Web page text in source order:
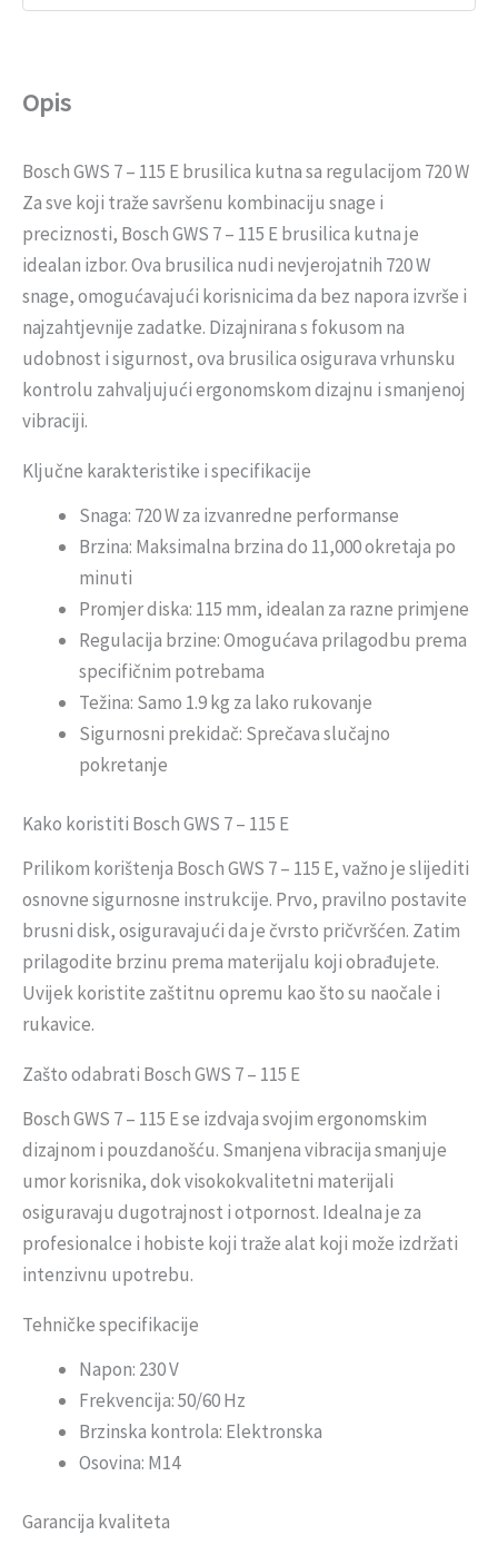
Opis
Bosch GWS 7 – 115 E brusilica kutna sa regulacijom 720 W
Za sve koji traže savršenu kombinaciju snage i
preciznosti, Bosch GWS 7 – 115 E brusilica kutna je
idealan izbor. Ova brusilica nudi nevjerojatnih 720 W
snage, omogućavajući korisnicima da bez napora izvrše i
najzahtjevnije zadatke. Dizajnirana s fokusom na
udobnost i sigurnost, ova brusilica osigurava vrhunsku
kontrolu zahvaljujući ergonomskom dizajnu i smanjenoj
vibraciji.
Ključne karakteristike i specifikacije
Snaga: 720 W za izvanredne performanse
Brzina: Maksimalna brzina do 11,000 okretaja po
minuti
Promjer diska: 115 mm, idealan za razne primjene
Regulacija brzine: Omogućava prilagodbu prema
specifičnim potrebama
Težina: Samo 1.9 kg za lako rukovanje
Sigurnosni prekidač: Sprečava slučajno
pokretanje
Kako koristiti Bosch GWS 7 – 115 E
Prilikom korištenja Bosch GWS 7 – 115 E, važno je slijediti
osnovne sigurnosne instrukcije. Prvo, pravilno postavite
brusni disk, osiguravajući da je čvrsto pričvršćen. Zatim
prilagodite brzinu prema materijalu koji obrađujete.
Uvijek koristite zaštitnu opremu kao što su naočale i
rukavice.
Zašto odabrati Bosch GWS 7 – 115 E
Bosch GWS 7 – 115 E se izdvaja svojim ergonomskim
dizajnom i pouzdanošću. Smanjena vibracija smanjuje
umor korisnika, dok visokokvalitetni materijali
osiguravaju dugotrajnost i otpornost. Idealna je za
profesionalce i hobiste koji traže alat koji može izdržati
intenzivnu upotrebu.
Tehničke specifikacije
Napon: 230 V
Frekvencija: 50/60 Hz
Brzinska kontrola: Elektronska
Osovina: M14
Garancija kvaliteta